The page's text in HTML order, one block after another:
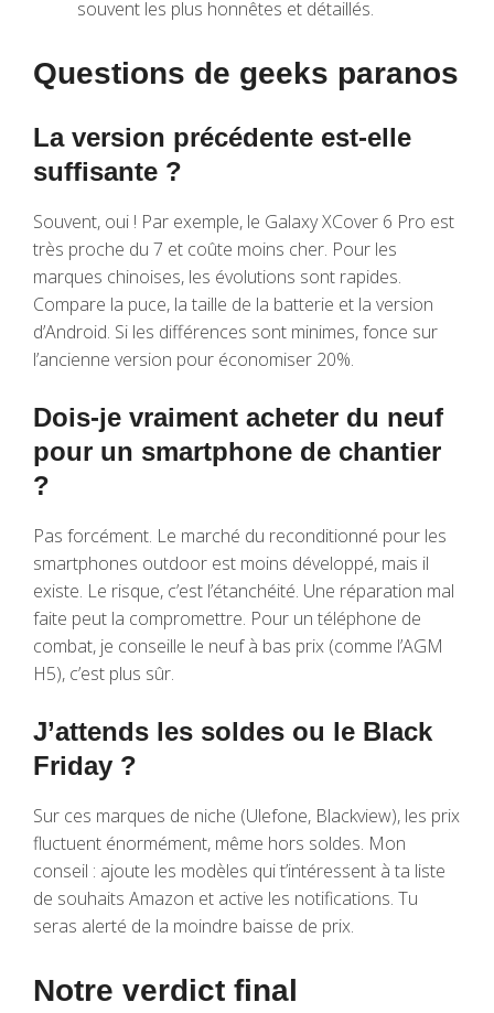
souvent les plus honnêtes et détaillés.
Questions de geeks paranos
La version précédente est-elle
suffisante ?
Souvent, oui ! Par exemple, le Galaxy XCover 6 Pro est
très proche du 7 et coûte moins cher. Pour les
marques chinoises, les évolutions sont rapides.
Compare la puce, la taille de la batterie et la version
d’Android. Si les différences sont minimes, fonce sur
l’ancienne version pour économiser 20%.
Dois-je vraiment acheter du neuf
pour un smartphone de chantier
?
Pas forcément. Le marché du reconditionné pour les
smartphones outdoor est moins développé, mais il
existe. Le risque, c’est l’étanchéité. Une réparation mal
faite peut la compromettre. Pour un téléphone de
combat, je conseille le neuf à bas prix (comme l’AGM
H5), c’est plus sûr.
J’attends les soldes ou le Black
Friday ?
Sur ces marques de niche (Ulefone, Blackview), les prix
fluctuent énormément, même hors soldes. Mon
conseil : ajoute les modèles qui t’intéressent à ta liste
de souhaits Amazon et active les notifications. Tu
seras alerté de la moindre baisse de prix.
Notre verdict final